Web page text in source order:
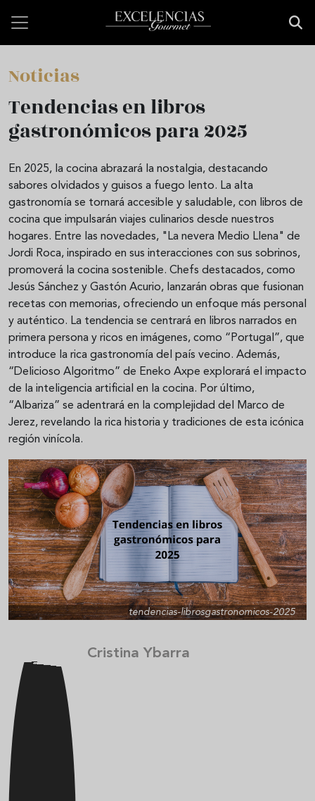
Noticias
Tendencias en libros
gastronómicos para 2025
En 2025, la cocina abrazará la nostalgia, destacando
sabores olvidados y guisos a fuego lento. La alta
gastronomía se tornará accesible y saludable, con libros de
cocina que impulsarán viajes culinarios desde nuestros
hogares. Entre las novedades, "La nevera Medio Llena" de
Jordi Roca, inspirado en sus interacciones con sus sobrinos,
promoverá la cocina sostenible. Chefs destacados, como
Jesús Sánchez y Gastón Acurio, lanzarán obras que fusionan
recetas con memorias, ofreciendo un enfoque más personal
y auténtico. La tendencia se centrará en libros narrados en
primera persona y ricos en imágenes, como “Portugal”, que
introduce la rica gastronomía del país vecino. Además,
“Delicioso Algoritmo” de Eneko Axpe explorará el impacto
de la inteligencia artificial en la cocina. Por último,
“Albariza” se adentrará en la complejidad del Marco de
Jerez, revelando la rica historia y tradiciones de esta icónica
región vinícola.
tendencias-librosgastronomicos-2025
Cristina Ybarra